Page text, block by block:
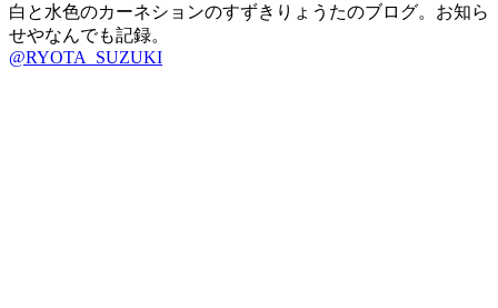
白と水色のカーネションのすずきりょうたのブログ。お知ら
せやなんでも記録。
@RYOTA_SUZUKI